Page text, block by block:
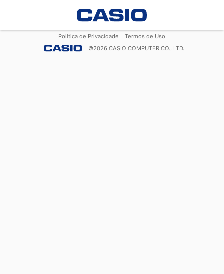
Política de Privacidade
Termos de Uso
©2026 CASIO COMPUTER CO., LTD.